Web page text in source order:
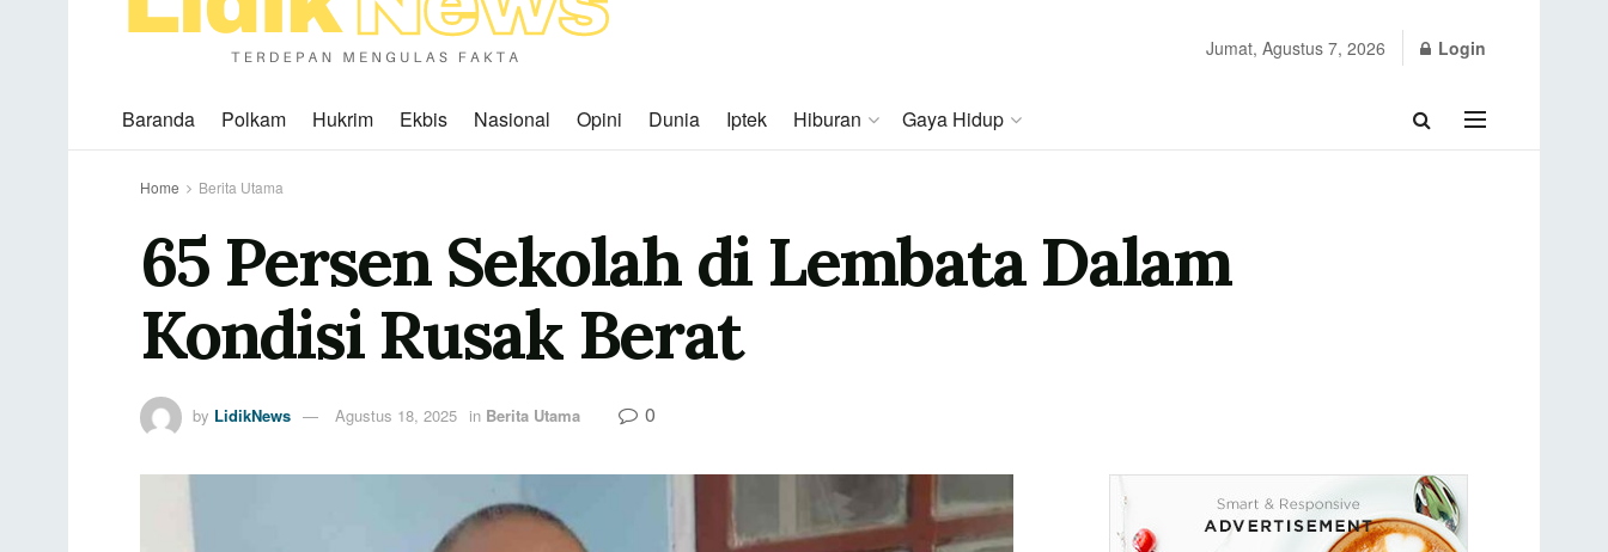
Jumat, Agustus 7, 2026 Login
Baranda Polkam Hukrim Ekbis Nasional Opini Dunia Iptek Hiburan Gaya Hidup
Home Berita Utama
65 Persen Sekolah di Lembata Dalam
Kondisi Rusak Berat
by LidikNews Agustus 18, 2025 in Berita Utama 0